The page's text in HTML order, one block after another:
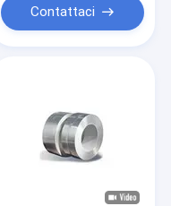
Contattaci